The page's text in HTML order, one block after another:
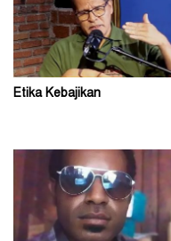
Etika Kebajikan